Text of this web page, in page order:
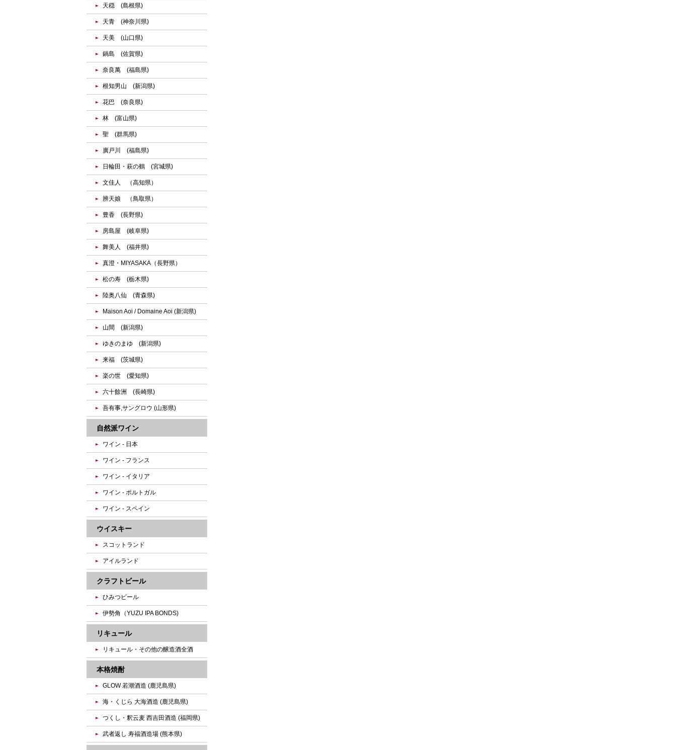
天穏 (島根県)
天青 (神奈川県)
天美 (山口県)
鍋島 (佐賀県)
奈良萬 (福島県)
根知男山 (新潟県)
花巴 (奈良県)
林 (富山県)
聖 (群馬県)
廣戸川 (福島県)
日輪田・萩の鶴 (宮城県)
文佳人 （高知県）
辨天娘 （鳥取県）
豊香 (長野県)
房島屋 (岐阜県)
舞美人 (福井県)
真澄・MIYASAKA（長野県）
松の寿 (栃木県)
陸奥八仙 (青森県)
Maison Aoi / Domaine Aoi (新潟県)
山間 (新潟県)
ゆきのまゆ (新潟県)
来福 (茨城県)
楽の世 (愛知県)
六十餘洲 (長崎県)
吾有事,サングロウ (山形県)
自然派ワイン
ワイン - 日本
ワイン - フランス
ワイン - イタリア
ワイン - ポルトガル
ワイン - スペイン
ウイスキー
スコットランド
アイルランド
クラフトビール
ひみつビール
伊勢角（YUZU IPA BONDS)
リキュール
リキュール・その他の醸造酒全酒
本格焼酎
GLOW 若潮酒造 (鹿児島県)
海・くじら 大海酒造 (鹿児島県)
つくし・釈云麦 西吉田酒造 (福岡県)
武者返し 寿福酒造場 (熊本県)